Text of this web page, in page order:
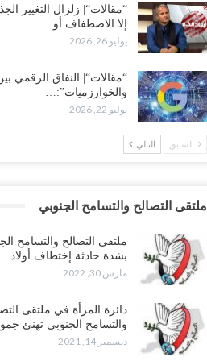
“مقالات“| زلزال التغيير
إلا الاصطفاف أو…
يوليو 26, 2026
“مقالات“| النفاق الرقمي
والخوارزميات”:…
يوليو 22, 2026
السابق التالي
ملتقى التصالح والتسامح الجنوبي
ملتقى التصالح والتسامح
بشدة حادثة إختطاف أولاد…
مارس 30, 2022
دائرة المرأة في ملتقى
والتسامح الجنوبي تهنئ
ديسمبر 14, 2021